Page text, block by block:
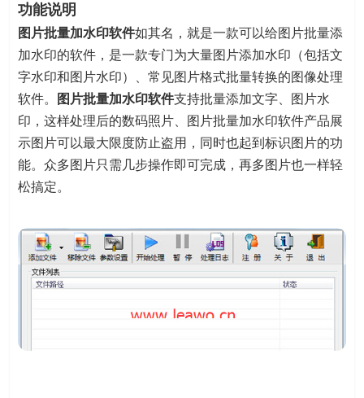
功能说明
图片批量加水印软件如其名，就是一款可以给图片批量添
加水印的软件，是一款专门为大量图片添加水印（包括文
字水印和图片水印）、常见图片格式批量转换的图像处理
软件。
图片批量加水印软件支持批量添加文字、图片水
印，这样处理后的数码照片、图片批量加水印软件产品展
示图片可以最大限度防止盗用，同时也起到标识图片的功
能。众多图片只需几步操作即可完成，再多图片也一样轻
松搞定。